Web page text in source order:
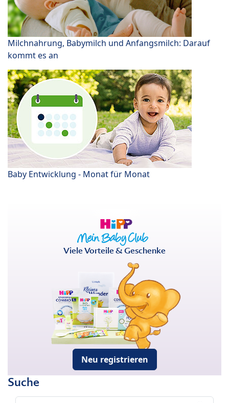
Milchnahrung, Babymilch und Anfangsmilch: Darauf
kommt es an
Baby Entwicklung - Monat für Monat
Viele Vorteile & Geschenke
Neu registrieren
Suche